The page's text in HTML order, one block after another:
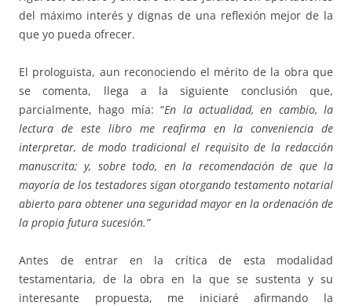
del máximo interés y dignas de una reflexión mejor de la
que yo pueda ofrecer.
El prologuista, aun reconociendo el mérito de la obra que
se comenta, llega a la siguiente conclusión que,
parcialmente, hago mía: “En la actualidad, en cambio, la
lectura de este libro me reafirma en la conveniencia de
interpretar, de modo tradicional el requisito de la redacción
manuscrita; y, sobre todo, en la recomendación de que la
mayoría de los testadores sigan otorgando testamento notarial
abierto para obtener una seguridad mayor en la ordenación de
la propia futura sucesión.”
Antes de entrar en la crítica de esta modalidad
testamentaria, de la obra en la que se sustenta y su
interesante propuesta, me iniciaré afirmando la